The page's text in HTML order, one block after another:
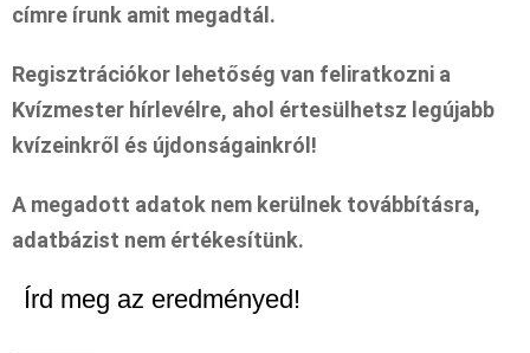
címre írunk amit megadtál.
Regisztrációkor lehetőség van feliratkozni a
Kvízmester hírlevélre, ahol értesülhetsz legújabb
kvízeinkről és újdonságainkról!
A megadott adatok nem kerülnek továbbításra,
adatbázist nem értékesítünk.
Írd meg az eredményed!